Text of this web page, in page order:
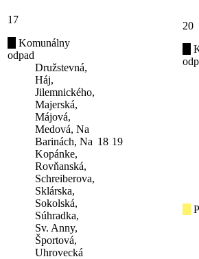
17
Komunálny
odpad
Družstevná,
Háj,
Jilemnického,
Majerská,
Májová,
Medová, Na
Barinách, Na
Kopánke,
Rovňanská,
Schreiberova,
Sklárska,
Sokolská,
Súhradka,
Sv. Anny,
Športová,
Uhrovecká
18 19
20